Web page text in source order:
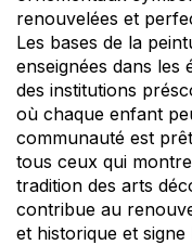
renouvelées et
Les bases de la
enseignées dans les
des institutions
où chaque enfant
communauté est
tous ceux qui
tradition des arts
contribue au
et historique et signe